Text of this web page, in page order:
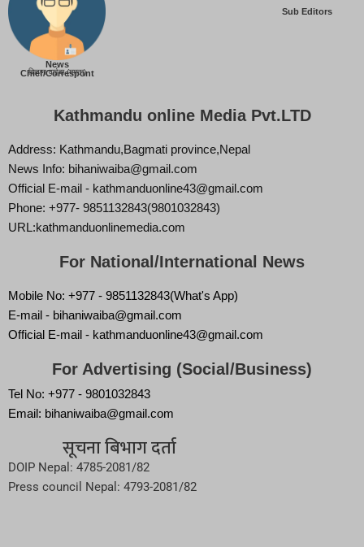
News
Chief/Correspont
बिज्ञान वाईबा (ममता)
Sub Editors
Kathmandu online Media Pvt.LTD
Address: Kathmandu,Bagmati province,Nepal
News Info: bihaniwaiba@gmail.com
Official E-mail - kathmanduonline43@gmail.com
Phone: +977- 9851132843(9801032843)
URL:kathmanduonlinemedia.com
For National/International News
Mobile No: +977 - 9851132843(What's App)
E-mail - bihaniwaiba@gmail.com
Official E-mail - kathmanduonline43@gmail.com
For Advertising (Social/Business)
Tel No: +977 - 9801032843
Email: bihaniwaiba@gmail.com
सूचना बिभाग दर्ता
DOIP Nepal: 4785-2081/82
Press council Nepal: 4793-2081/82